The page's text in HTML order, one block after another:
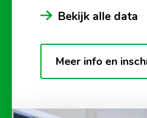
Bekijk alle data
Meer info en